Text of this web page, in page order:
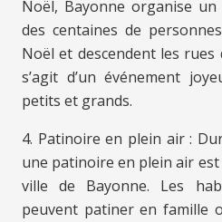
Noël, Bayonne organise
des centaines de
Noël et descendent les rues
s’agit d’un événement
petits et grands.
4. Patinoire en plein air :
une patinoire en plein air
ville de Bayonne. Les
peuvent patiner en famille